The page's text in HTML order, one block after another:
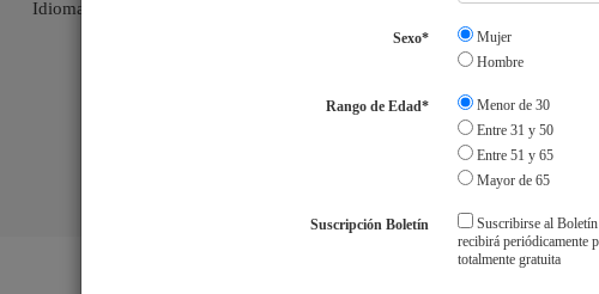
Sexo*
Mujer
Hombre
Rango de Edad*
Menor de 30
Entre 31 y 50
Entre 51 y 65
Mayor de 65
Suscripción Boletín
Suscribirse al
recibirá periódicamente
totalmente gratuita
Idiomas
Aviso Legal Sobre